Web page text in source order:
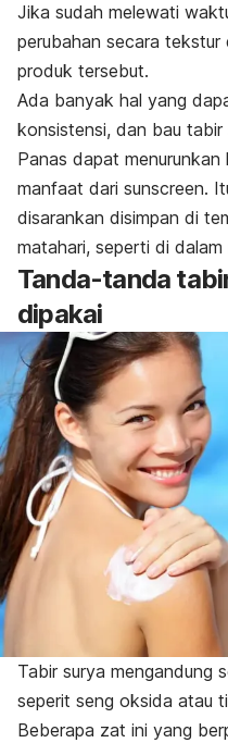
Jika sudah melewati
perubahan secara
produk tersebut.
Ada banyak hal yang
konsistensi, dan bau tabir
Panas dapat
manfaat dari sunscreen.
disarankan disimpan di
matahari, seperti di dalam
Tanda-tanda
dipakai
Tabir surya mengandung
seperit seng oksida atau
Beberapa zat ini yang